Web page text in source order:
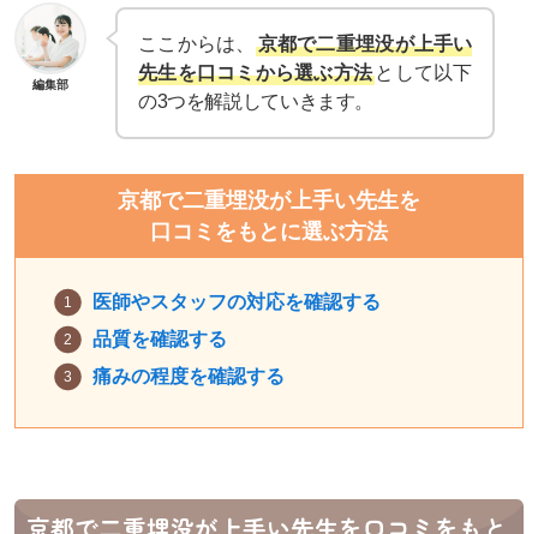
編集部
ここからは、
京都で二重埋没が上手い
先生を口コミから選ぶ方法 として以下
の3つを解説していきます。
京都で二重埋没が上手い先生を
口コミをもとに選ぶ方法
医師やスタッフの対応を確認する
品質を確認する
痛みの程度を確認する
京都で二重埋没が上手い先生を口コミをもと